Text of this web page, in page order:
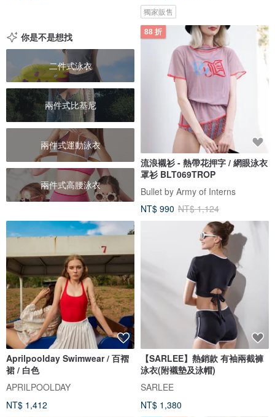
獨家販售
你是不是想找
二件式泳衣
兩件式比基尼
兩件式運動泳衣
兩件式高腰泳衣
88 折
流浪襯衫 - 熱帶花押字 / 網眼泳衣
罩衫 BLT069TROP
Bullet by Army of Interns
NT$ 990 NT$ 1,124
Aprilpoolday Swimwear / 百褶
裙 / 白色
APRILPOOLDAY
NT$ 1,412
【SARLEE】熱銷款 有袖兩截褲
泳衣(附襯墊及泳帽)
SARLEE
NT$ 1,380